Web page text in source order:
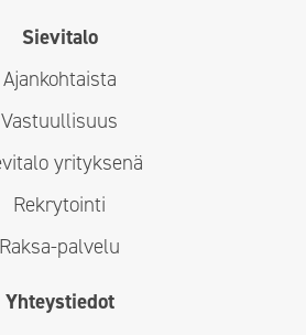
Sievitalo
Ajankohtaista
Vastuullisuus
yrityksenä
Rekrytointi
Raksa-palvelu
Yhteystiedot